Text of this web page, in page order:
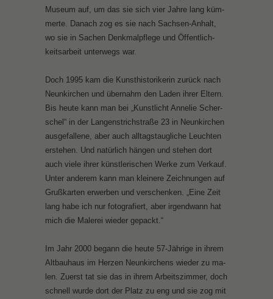
Mu­se­um auf, um das sie sich vier Jah­re lang küm­
mer­te. Da­nach zog es sie nach Sach­sen-An­halt,
wo sie in Sa­chen Denk­mal­pfle­ge und Öf­fent­lich­
keits­ar­beit un­ter­wegs war.
Doch 1995 kam die Kunst­his­to­ri­ke­rin zu­rück nach
Neun­kir­chen und über­nahm den La­den ih­rer El­tern.
Bis heu­te kann man bei „Kunst­licht An­ne­lie Scher­
schel“ in der Lan­gen­strich­stra­ße 23 in Neun­kir­chen
aus­ge­fal­le­ne, aber auch all­tags­taug­li­che Leuch­ten
er­ste­hen. Und na­tür­lich hän­gen und ste­hen dort
auch vie­le ih­rer künst­le­ri­schen Wer­ke zum Ver­kauf.
Un­ter an­de­rem kann man klei­ne­re Zeich­nun­gen auf
Gruß­kar­ten er­wer­ben und ver­schen­ken. „Ei­ne Zeit
lang ha­be ich nur fo­to­gra­fiert, aber ir­gend­wann hat
mich die Ma­le­rei wie­der ge­packt.“
Im Jahr 2000 be­gann die heu­te 57-Jäh­ri­ge in ih­rem
Alt­bau­haus im Her­zen Neun­kir­chens wie­der zu ma­
len. Zu­erst tat sie das in ih­rem Ar­beits­zim­mer, doch
schnell wur­de dort der Platz zu eng und sie zog mit